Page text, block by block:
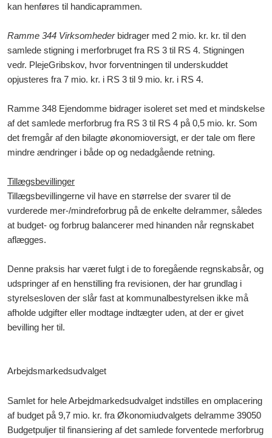
kan henføres til handicaprammen.
Ramme 344 Virksomhederbidrager med 2 mio. kr. kr. til den
samlede stigning i merforbruget fra RS 3 til RS 4. Stigningen
vedr. PlejeGribskov, hvor forventningen til underskuddet
opjusteres fra 7 mio. kr. i RS 3 til 9 mio. kr. i RS 4.
Ramme 348 Ejendomme bidrager isoleret set med et mindskelse
af det samlede merforbrug fra RS 3 til RS 4 på 0,5 mio. kr. Som
det fremgår af den bilagte økonomioversigt, er der tale om flere
mindre ændringer i både op og nedadgående retning.
Tillægsbevillinger
Tillægsbevillingerne vil have en størrelse der svarer til de
vurderede mer-/mindreforbrug på de enkelte delrammer, således
at budget- og forbrug balancerer med hinanden når regnskabet
aflægges.
Denne praksis har været fulgt i de to foregående regnskabsår, og
udspringer af en henstilling fra revisionen, der har grundlag i
styrelsesloven der slår fast at kommunalbestyrelsen ikke må
afholde udgifter eller modtage indtægter uden, at der er givet
bevilling her til.
Arbejdsmarkedsudvalget
Samlet for hele Arbejdmarkedsudvalget indstilles en omplacering
af budget på 9,7 mio. kr. fra Økonomiudvalgets delramme 39050
Budgetpuljer til finansiering af det samlede forventede merforbrug